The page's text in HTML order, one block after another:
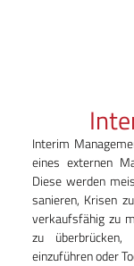
Interim
eines externen
Diese werden
sanieren, Krisen
verkaufs­fähig zu
zu
einzuführen oder